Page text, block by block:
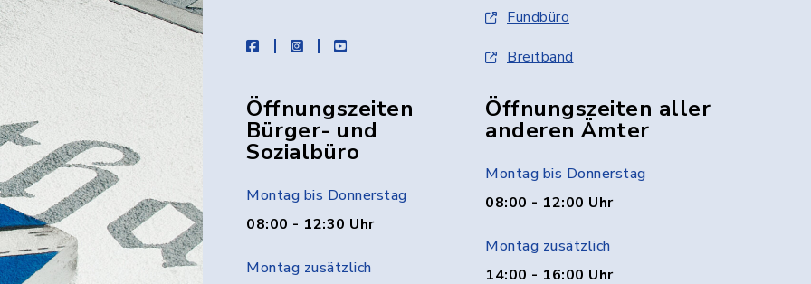
facebookinstagramyoutube
Fundbüro
Breitband
Öffnungszeiten
Bürger- und
Sozialbüro
Montag bis Donnerstag
08:00 - 12:30 Uhr
Montag zusätzlich
Öffnungszeiten aller
anderen Ämter
Montag bis Donnerstag
08:00 - 12:00 Uhr
Montag zusätzlich
14:00 - 16:00 Uhr